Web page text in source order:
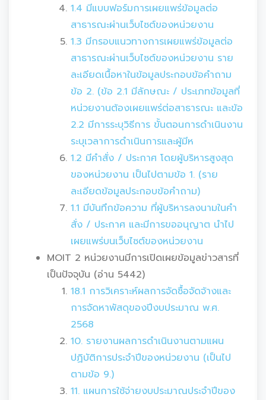
1.4 มีแบบฟอร์มการเผยแพร่ข้อมูลต่อ
สาธารณะผ่านเว็บไซต์ของหน่วยงาน
1.3 มีกรอบแนวทางการเผยแพร่ข้อมูลต่อ
สาธารณะผ่านเว็บไซต์ของหน่วยงาน ราย
ละเอียดเนื้อหาในข้อมูลประกอบข้อคำถาม
ข้อ 2. (ข้อ 2.1 มีลักษณะ / ประเภทข้อมูลที่
หน่วยงานต้องเผยแพร่ต่อสาธารณะ และข้อ
2.2 มีการระบุวิธีการ ขั้นตอนการดำเนินงาน
ระบุเวลาการดำเนินการและผู้มีห
1.2 มีคำสั่ง / ประกาศ โดยผู้บริหารสูงสุด
ของหน่วยงาน เป็นไปตามข้อ 1. (ราย
ละเอียดข้อมูลประกอบข้อคำถาม)
1.1 มีบันทึกข้อความ ที่ผู้บริหารลงนามในคำ
สั่ง / ประกาศ และมีการขออนุญาต นำไป
เผยแพร่บนเว็บไซต์ของหน่วยงาน
MOIT 2 หน่วยงานมีการเปิดเผยข้อมูลข่าวสารที่
เป็นปัจจุบัน (อ่าน 5442)
18.1 การวิเคราะห์ผลการจัดซื้อจัดจ้างและ
การจัดหาพัสดุของปีงบประมาณ พ.ศ.
2568
10. รายงานผลการดำเนินงานตามแผน
ปฏิบัติการประจำปีของหน่วยงาน (เป็นไป
ตามข้อ 9.)
11. แผนการใช้จ่ายงบประมาณประจำปีของ